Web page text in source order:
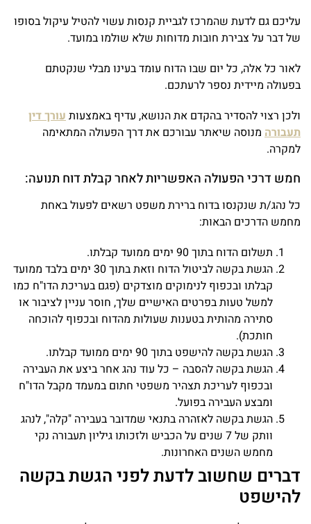
עליכם גם לדעת שהמרכז לגביית קנסות עשוי להטיל עיקול בסופו
של דבר על צבירת חובות מדוחות שלא שולמו במועד.
לאור כל אלה, כל יום שבו הדוח עומד בעינו מבלי שנקטתם
בפעולה מיידית נספר לרעתכם.
ולכן רצוי להסדיר בהקדם את הנושא, עדיף באמצעותעורך דין
תעבורה מנוסה שיאתר עבורכם את דרך הפעולה המתאימה
למקרה.
חמש דרכי הפעולה האפשריות לאחר קבלת דוח תנועה:
כל נהג/ת שנקנסו בדוח ברירת משפט רשאים לפעול באחת
מחמש הדרכים הבאות:
תשלום הדוח בתוך 90 ימים ממועד קבלתו.
הגשת בקשה לביטול הדוח וזאת בתוך 30 ימים בלבד ממועד
קבלתו ובכפוף לנימוקים מוצדקים (פגם בעריכת הדו"ח כמו
למשל טעות בפרטים האישיים שלך, חוסר עניין לציבור או
סתירה מהותית בטענות שעולות מהדוח ובכפוף להוכחה
חותכת).
הגשת בקשה להישפט בתוך 90 ימים ממועד קבלתו.
הגשת בקשה להסבה – כל עוד נהג אחר ביצע את העבירה
ובכפוף לעריכת תצהיר משפטי חתום במעמד מקבל הדו"ח
ומבצע העבירה בפועל.
הגשת בקשה לאזהרה בתנאי שמדובר בעבירה "קלה", לנהג
וותק של 7 שנים על הכביש ולזכותו גיליון תעבורה נקי
מחמש השנים האחרונות.
דברים שחשוב לדעת לפני הגשת בקשה
להישפט